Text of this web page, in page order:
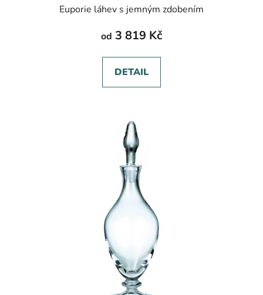
Euporie láhev s jemným zdobením
od 3 819 Kč
DETAIL